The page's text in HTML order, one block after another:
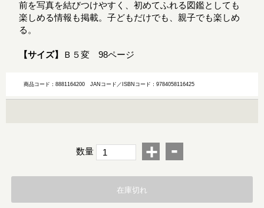
前を写真を結びつけやすく、初めてふれる図鑑としても
楽しめる情報も掲載。子どもだけでも、親子でも楽しめ
る。
【サイズ】 Ｂ５変 98ページ
商品コード：8881164200JANコード／ISBNコード：9784058116425
数量 + -
在庫切れ